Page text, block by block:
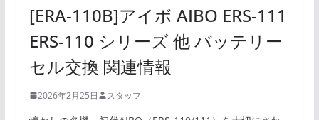
[ERA-110B]アイボ AIBO ERS-111
ERS-110 シリーズ 他 バッテリー
セル交換 関連情報
2026年2月25日 スタッフ